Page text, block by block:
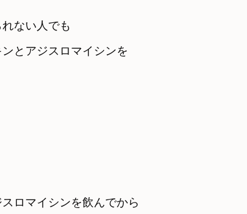
ない人でも
とアジスロマイシンを
ロマイシンを飲んでから